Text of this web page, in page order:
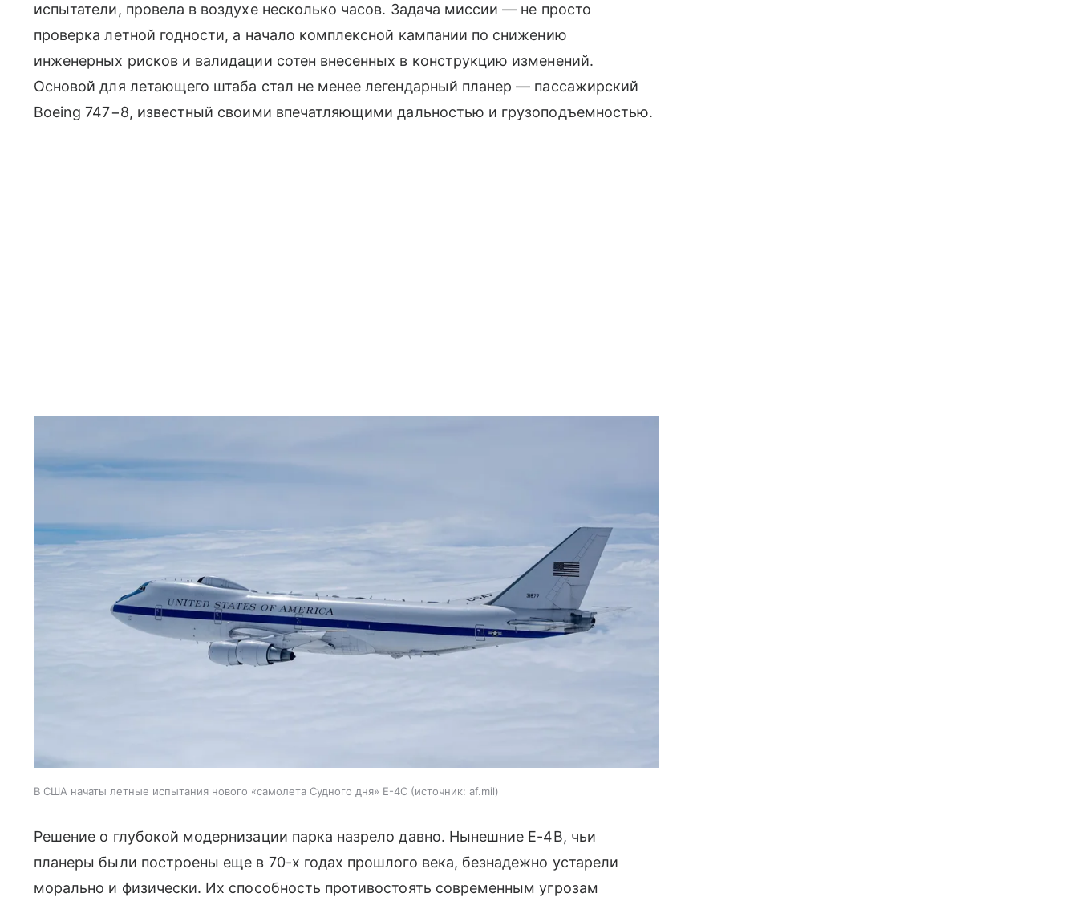
испытатели, провела в воздухе несколько часов. Задача миссии — не просто
проверка летной годности, а начало комплексной кампании по снижению
инженерных рисков и валидации сотен внесенных в конструкцию изменений.
Основой для летающего штаба стал не менее легендарный планер — пассажирский
Boeing 747−8, известный своими впечатляющими дальностью и грузоподъемностью.
В США начаты летные испытания нового «самолета Судного дня» E-4C источник: af.mil
Решение о глубокой модернизации парка назрело давно. Нынешние E-4B, чьи
планеры были построены еще в 70-х годах прошлого века, безнадежно устарели
морально и физически. Их способность противостоять современным угрозам